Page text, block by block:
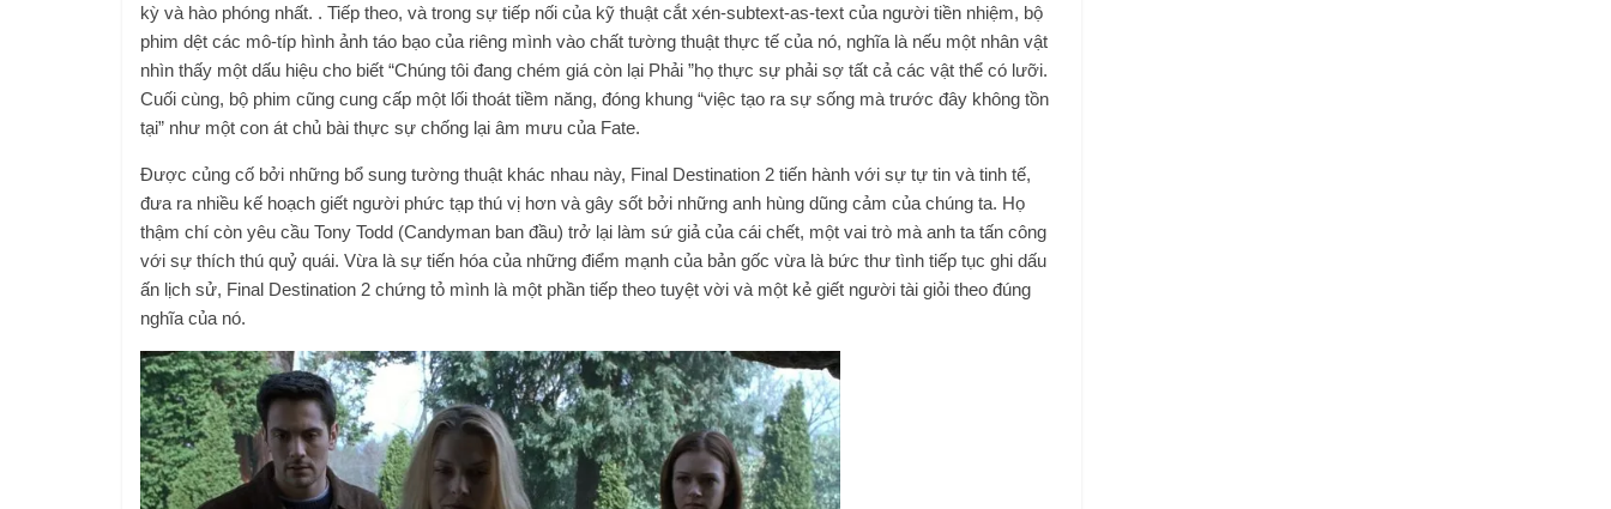
kỳ và hào phóng nhất. . Tiếp theo, và trong sự tiếp nối của kỹ thuật cắt xén-subtext-as-text của người tiền nhiệm, bộ
phim dệt các mô-típ hình ảnh táo bạo của riêng mình vào chất tường thuật thực tế của nó, nghĩa là nếu một nhân vật
nhìn thấy một dấu hiệu cho biết “Chúng tôi đang chém giá còn lại Phải ”họ thực sự phải sợ tất cả các vật thể có lưỡi.
Cuối cùng, bộ phim cũng cung cấp một lối thoát tiềm năng, đóng khung “việc tạo ra sự sống mà trước đây không tồn
tại” như một con át chủ bài thực sự chống lại âm mưu của Fate.
Được củng cố bởi những bổ sung tường thuật khác nhau này, Final Destination 2 tiến hành với sự tự tin và tinh tế,
đưa ra nhiều kế hoạch giết người phức tạp thú vị hơn và gây sốt bởi những anh hùng dũng cảm của chúng ta. Họ
thậm chí còn yêu cầu Tony Todd (Candyman ban đầu) trở lại làm sứ giả của cái chết, một vai trò mà anh ta tấn công
với sự thích thú quỷ quái. Vừa là sự tiến hóa của những điểm mạnh của bản gốc vừa là bức thư tình tiếp tục ghi dấu
ấn lịch sử, Final Destination 2 chứng tỏ mình là một phần tiếp theo tuyệt vời và một kẻ giết người tài giỏi theo đúng
nghĩa của nó.